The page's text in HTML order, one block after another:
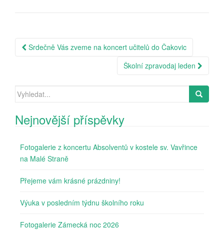
Post
Srdečně Vás zveme na koncert učitelů do Čakovic
Školní zpravodaj leden
Search
for:
Nejnovější příspěvky
Fotogalerie z koncertu Absolventů v kostele sv. Vavřince
na Malé Straně
Přejeme vám krásné prázdniny!
Výuka v posledním týdnu školního roku
Fotogalerie Zámecká noc 2026